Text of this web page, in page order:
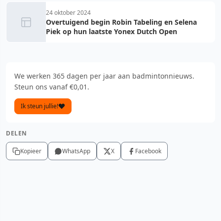
24 oktober 2024
Overtuigend begin Robin Tabeling en Selena
Piek op hun laatste Yonex Dutch Open
We werken 365 dagen per jaar aan badmintonnieuws.
Steun ons vanaf €0,01.
Ik steun jullie!
DELEN
Kopieer WhatsApp X Facebook